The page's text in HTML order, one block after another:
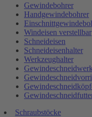
Gewindebohrer
Handgewindebohrer
Windeisen verstellbar
Schneideisen
Schneideisenhalter
Werkzeughalter
Schraubstöcke